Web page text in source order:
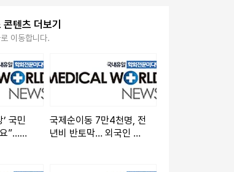
텐츠 더보기
이동합니다.
국민
”…만
국제순이동 7만4천명, 전
년비 반토막… 외국인 순